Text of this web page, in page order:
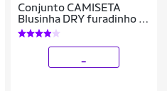
Conjunto CAMISETA
Blusinha DRY furadinho +
CALÇA leg LEGGING
REDINHA Feminino
Academia 627